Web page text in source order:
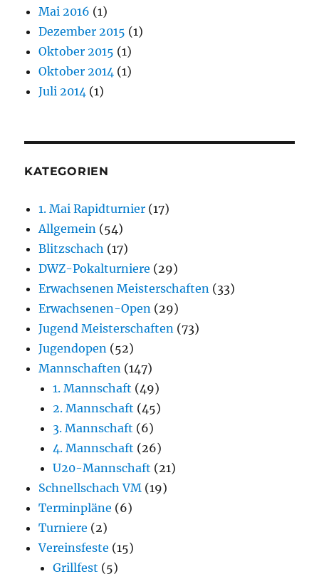
Mai 2016 (1)
Dezember 2015 (1)
Oktober 2015 (1)
Oktober 2014 (1)
Juli 2014 (1)
KATEGORIEN
1. Mai Rapidturnier (17)
Allgemein (54)
Blitzschach (17)
DWZ-Pokalturniere (29)
Erwachsenen Meisterschaften (33)
Erwachsenen-Open (29)
Jugend Meisterschaften (73)
Jugendopen (52)
Mannschaften (147)
1. Mannschaft (49)
2. Mannschaft (45)
3. Mannschaft (6)
4. Mannschaft (26)
U20-Mannschaft (21)
Schnellschach VM (19)
Terminpläne (6)
Turniere (2)
Vereinsfeste (15)
Grillfest (5)